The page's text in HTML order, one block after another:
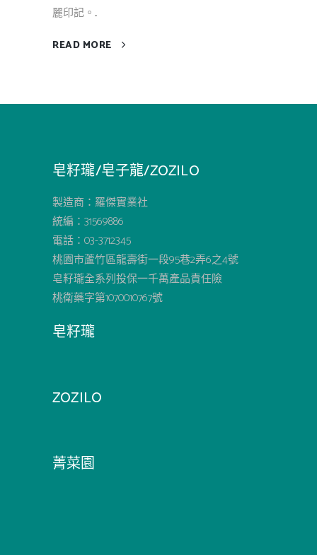
麗印記。...
READ MORE
皂籽瓏/皂子龍/ZOZILO
製造商：羅傑實業社
統編：31569886
電話：03-3712345
桃園市蘆竹區龍壽街一段95巷2弄6之4號
皂籽瓏全系列投保一千萬產品責任險
桃衛藥字第1070010767號
皂籽瓏
ZOZILO
菁菜園